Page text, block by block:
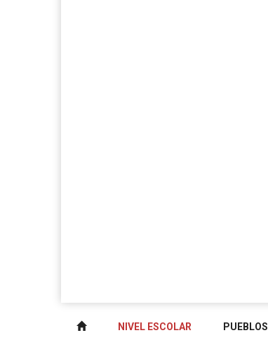
NIVEL ESCOLAR PUEBLOS